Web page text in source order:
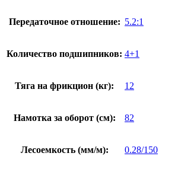
Передаточное отношение: 5.2:1
Количество подшипников: 4+1
Тяга на фрикцион (кг): 12
Намотка за оборот (см): 82
Лесоемкость (мм/м): 0.28/150